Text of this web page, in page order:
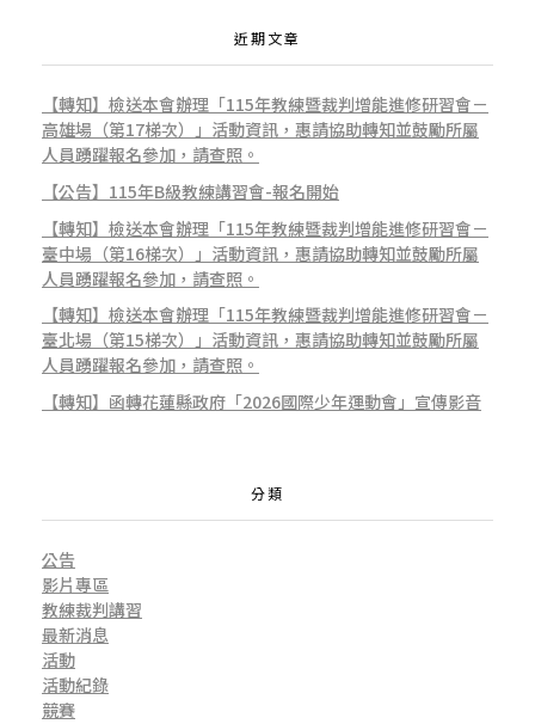
r
o
u
p
(
青
少
近期文章
【轉知】檢送本會辦理「115年教練暨裁判增能進修研習會－
高雄場（第17梯次）」活動資訊，惠請協助轉知並鼓勵所屬
人員踴躍報名參加，請查照。
【公告】115年B級教練講習會-報名開始
【轉知】檢送本會辦理「115年教練暨裁判增能進修研習會－
臺中場（第16梯次）」活動資訊，惠請協助轉知並鼓勵所屬
人員踴躍報名參加，請查照。
【轉知】檢送本會辦理「115年教練暨裁判增能進修研習會－
臺北場（第15梯次）」活動資訊，惠請協助轉知並鼓勵所屬
人員踴躍報名參加，請查照。
【轉知】函轉花蓮縣政府「2026國際少年運動會」宣傳影音
分類
公告
影片專區
教練裁判講習
最新消息
活動
活動紀錄
競賽